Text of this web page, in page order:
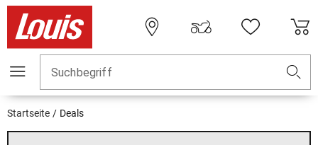
Suchbegriff
Startseite Deals